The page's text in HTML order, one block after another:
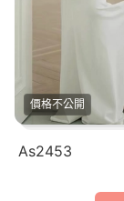
價格不公開
As2453